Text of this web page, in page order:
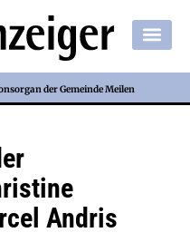
der Gemeinde Meilen
Andris